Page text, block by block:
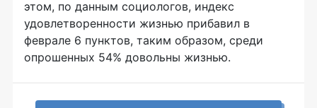
этом, по данным социологов, индекс
удовлетворенности жизнью прибавил в
феврале 6 пунктов, таким образом, среди
опрошенных 54% довольны жизнью.